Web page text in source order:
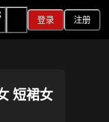
登录 注册
短裙女